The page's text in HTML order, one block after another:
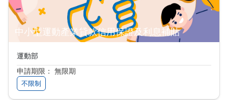
中小型運動產業貸款信用保證及利息補貼
運動部
申請期限： 無限期
不限制